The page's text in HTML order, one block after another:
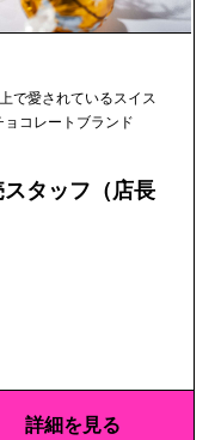
で愛されているスイス
コレートブランド
タッフ（店長
詳細を見る